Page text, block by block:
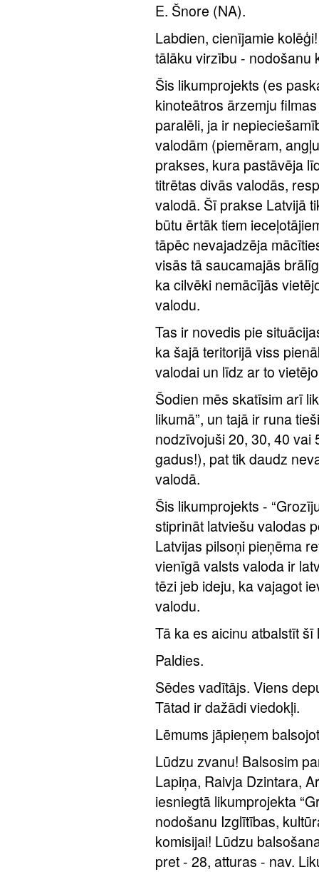
E. Šnore (NA).
Labdien, cienījamie
tālāku virzību - nodošanu
Šis likumprojekts (es
kinoteātros ārzemju
paralēli, ja ir
valodām (piemēram,
prakses, kura pastāvēja
titrētas divās valodās,
valodā. Šī prakse Latvijā
būtu ērtāk tiem
tāpēc nevajadzēja
visās tā saucamajās
ka cilvēki nemācījās
valodu.
Tas ir novedis pie
ka šajā teritorijā viss
valodai un līdz ar to
Šodien mēs skatīsim arī
likumā”, un tajā ir runa
nodzīvojuši 20, 30, 40 vai
gadus!), pat tik daudz
valodā.
Šis likumprojekts -
stiprināt latviešu valodas
Latvijas pilsoņi pieņēma
vienīgā valsts valoda ir
tēzi jeb ideju, ka vajagot
valodu.
Tā ka es aicinu atbalstīt
Paldies.
Sēdes vadītājs. Viens
Tātad ir dažādi viedokļi.
Lēmums jāpieņem
Lūdzu zvanu! Balsosim
Lapiņa, Raivja Dzintara,
iesniegtā likumprojekta
nodošanu Izglītības,
komisijai! Lūdzu
pret - 28, atturas - nav.